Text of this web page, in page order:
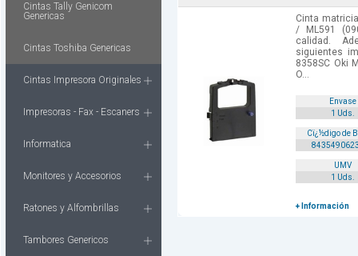
Cintas Tally Genicom
Genericas
Cintas Toshiba Genericas
Cintas Impresora Originales
Impresoras - Fax - Escaners
Informatica
Monitores y Accesorios
Ratones y Alfombrillas
Tambores Genericos
Cinta
/ ML591
calidad.
siguientes
8358SC Oki
O...
Envase
1 Uds.
Cï¿½digo de
UMV
1 Uds.
+ Información